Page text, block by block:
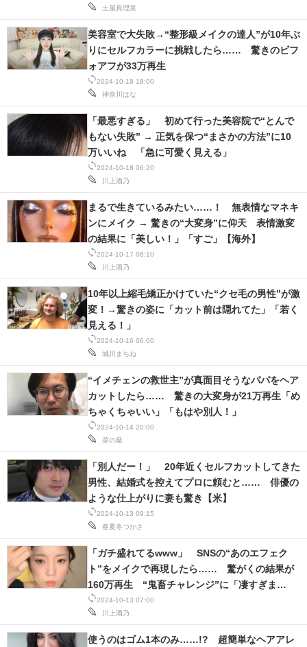
土屋真理菜
2024-10-18 18:00
神奈川はな
美容室で大失敗→“整形級メイクの達人”が10年ぶ
りにセルフカラーに挑戦したら…… 驚きのビフ
ォアフが33万再生
2024-10-18 06:20
川上酒乃
「最悪すぎる」 初めて行った美容院で“とんで
もない失敗” → 正気を保つ“まさかの方法”に10
万いいね 「急に可愛く見える」
2024-10-17 06:10
川上酒乃
まるで生きているみたい……！ 無表情なマネキ
ンにメイク → 驚きの“大変身”に仰天 表情激変
の結果に「美しい！」「すご」【海外】
2024-10-16 06:00
城川まちね
10年以上縮毛矯正かけていた“クセ毛の男性”が激
変！→驚きの姿に「カット前は隠れてた」「若く
見える！」
2024-10-14 20:00
菜の葉
“イメチェンの救世主”が真面目そうなパパをヘア
カットしたら…… 驚きの大変身が21万再生「め
ちゃくちゃいい」「もはや別人！」
2024-10-13 09:15
春夏冬つかさ
「別人だー！」 20年近くセルフカットしてきた
男性、結婚式を控えてプロに頼むと…… 俳優の
ような仕上がりに妻も驚き【米】
2024-10-13 07:00
川上酒乃
「ガチ盛れてるwww」 SNSの“あのエフェク
ト”をメイクで再現したら…… 驚がくの結果が
160万再生 “鬼畜チャレンジ”に「凄すぎま
す!!」
使うのはゴム1本のみ……!? 超簡単なヘアアレ